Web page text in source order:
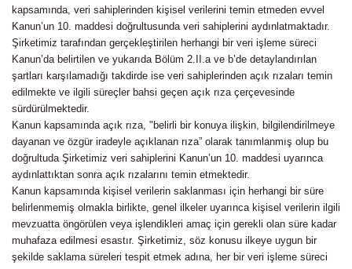
kapsamında, veri sahiplerinden kişisel verilerini temin etmeden evvel
Kanun’un 10. maddesi doğrultusunda veri sahiplerini aydınlatmaktadır.
Şirketimiz tarafından gerçekleştirilen herhangi bir veri işleme süreci
Kanun’da belirtilen ve yukarıda Bölüm 2.II.a ve b’de detaylandırılan
şartları karşılamadığı takdirde ise veri sahiplerinden açık rızaları temin
edilmekte ve ilgili süreçler bahsi geçen açık rıza çerçevesinde
sürdürülmektedir.
Kanun kapsamında açık rıza, "belirli bir konuya ilişkin, bilgilendirilmeye
dayanan ve özgür iradeyle açıklanan rıza” olarak tanımlanmış olup bu
doğrultuda Şirketimiz veri sahiplerini Kanun’un 10. maddesi uyarınca
aydınlattıktan sonra açık rızalarını temin etmektedir.
Kanun kapsamında kişisel verilerin saklanması için herhangi bir süre
belirlenmemiş olmakla birlikte, genel ilkeler uyarınca kişisel verilerin ilgili
mevzuatta öngörülen veya işlendikleri amaç için gerekli olan süre kadar
muhafaza edilmesi esastır. Şirketimiz, söz konusu ilkeye uygun bir
şekilde saklama süreleri tespit etmek adına, her bir veri işleme süreci